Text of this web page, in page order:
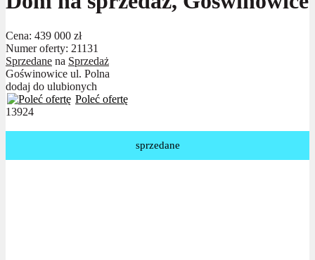
Cena: 439 000 zł
Numer oferty: 21131
Sprzedane na Sprzedaż
Goświnowice ul. Polna
dodaj do ulubionych
Poleć ofertę
13924
sprzedane